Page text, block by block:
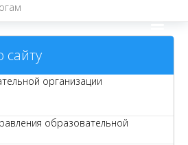
сайту
организации
образовательной